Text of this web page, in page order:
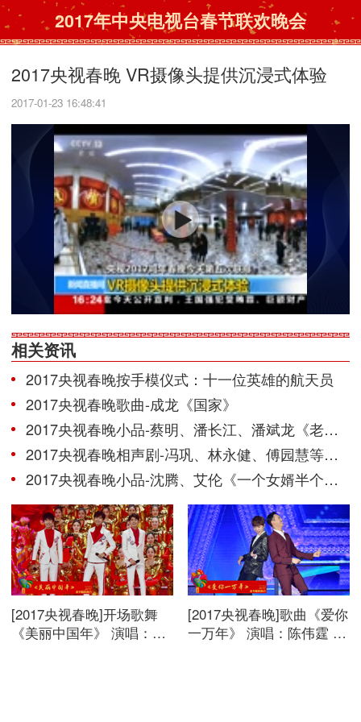
2017年中央电视台春节联欢晚会
2017央视春晚 VR摄像头提供沉浸式体验
2017-01-23 16:48:41
相关资讯
2017央视春晚按手模仪式：十一位英雄的航天员
2017央视春晚歌曲-成龙《国家》
2017央视春晚小品-蔡明、潘长江、潘斌龙《老伴》
2017央视春晚相声剧-冯巩、林永健、傅园慧等《信任》
2017央视春晚小品-沈腾、艾伦《一个女婿半个儿》
[2017央视春晚]开场歌舞
《美丽中国年》 演唱：刘
[2017央视春晚]歌曲《爱你
一万年》 演唱：陈伟霆 鹿